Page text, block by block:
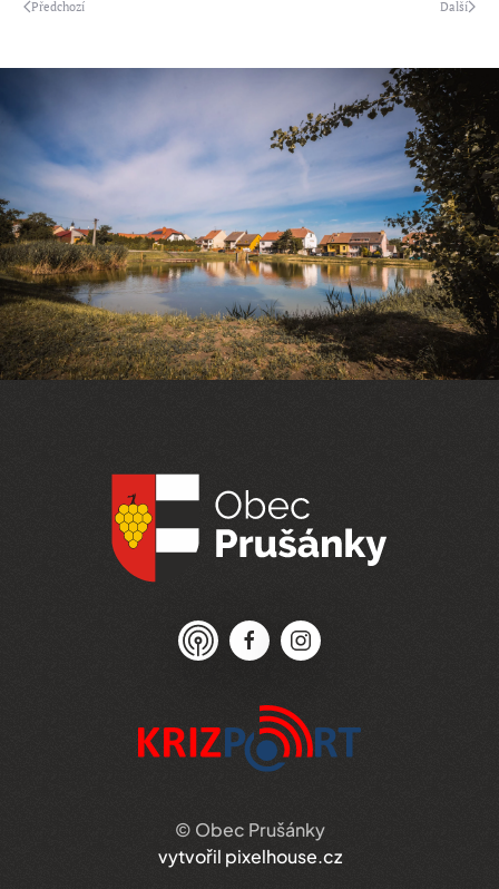
Předchozí Další
© Obec Prušánky
vytvořil pixelhouse.cz